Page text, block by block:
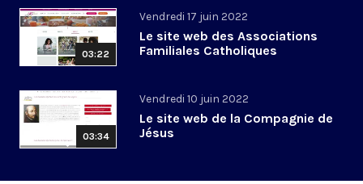
03:22
Vendredi 17 juin 2022
Le site web des Associations
Familiales Catholiques
03:34
Vendredi 10 juin 2022
Le site web de la Compagnie de
Jésus